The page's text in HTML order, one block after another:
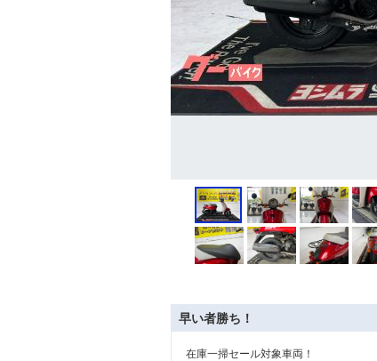
早い者勝ち！
在庫一掃セール対象車両！